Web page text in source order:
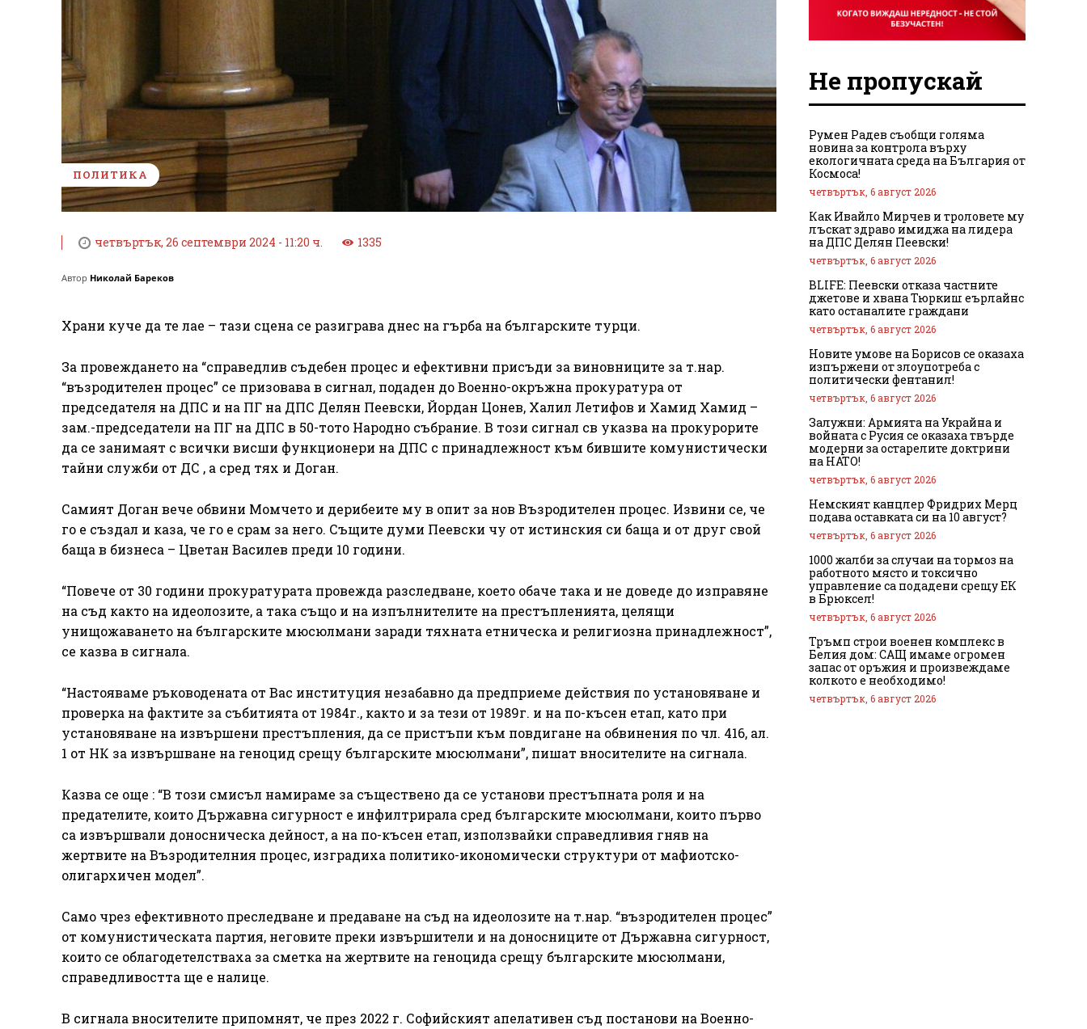
ПОЛИТИКА
четвъртък, 26 септември 2024 - 11:20 ч. 1335
Автор Николай Бареков
Храни куче да те лае – тази сцена се разиграва днес на гърба на българските турци.
За провеждането на “справедлив съдебен процес и ефективни присъди за виновниците за т.нар.
“възродителен процес” се призовава в сигнал, подаден до Военно-окръжна прокуратура от
председателя на ДПС и на ПГ на ДПС Делян Пеевски, Йордан Цонев, Халил Летифов и Хамид Хамид –
зам.-председатели на ПГ на ДПС в 50-тото Народно събрание. В този сигнал св указва на прокурорите
да се занимаят с всички висши функционери на ДПС с принадлежност към бившите комунистически
тайни служби от ДС , а сред тях и Доган.
Самият Доган вече обвини Момчето и дерибеите му в опит за нов Възродителен процес. Извини се, че
го е създал и каза, че го е срам за него. Същите думи Пеевски чу от истинския си баща и от друг свой
баща в бизнеса – Цветан Василев преди 10 години.
“Повече от 30 години прокуратурата провежда разследване, което обаче така и не доведе до изправяне
на съд както на идеолозите, а така също и на изпълнителите на престъпленията, целящи
унищожаването на българските мюсюлмани заради тяхната етническа и религиозна принадлежност”,
се казва в сигнала.
“Настояваме ръководената от Вас институция незабавно да предприеме действия по установяване и
проверка на фактите за събитията от 1984г., както и за тези от 1989г. и на по-късен етап, като при
установяване на извършени престъпления, да се пристъпи към повдигане на обвинения по чл. 416, ал.
1 от НК за извършване на геноцид срещу българските мюсюлмани”, пишат вносителите на сигнала.
Казва се още : “В този смисъл намираме за съществено да се установи престъпната роля и на
предателите, които Държавна сигурност е инфилтрирала сред българските мюсюлмани, които първо
са извършвали доносническа дейност, а на по-късен етап, използвайки справедливия гняв на
жертвите на Възродителния процес, изградиха политико-икономически структури от мафиотско-
олигархичен модел”.
Само чрез ефективното преследване и предаване на съд на идеолозите на т.нар. “възродителен процес”
от комунистическата партия, неговите преки извършители и на доносниците от Държавна сигурност,
които се облагодетелстваха за сметка на жертвите на геноцида срещу българските мюсюлмани,
справедливостта ще е налице.
В сигнала вносителите припомнят, че през 2022 г. Софийският апелативен съд постанови на Военно-
Не пропускай
Румен Радев съобщи голяма
новина за контрола върху
екологичната среда на България от
Космоса!
четвъртък, 6 август 2026
Как Ивайло Мирчев и троловете му
лъскат здраво имиджа на лидера
на ДПС Делян Пеевски!
четвъртък, 6 август 2026
BLIFE: Пеевски отказа частните
джетове и хвана Тюркиш еърлайнс
като останалите граждани
четвъртък, 6 август 2026
Новите умове на Борисов се оказаха
изпържени от злоупотреба с
политически фентанил!
четвъртък, 6 август 2026
Залужни: Армията на Украйна и
войната с Русия се оказаха твърде
модерни за остарелите доктрини
на НАТО!
четвъртък, 6 август 2026
Немският канцлер Фридрих Мерц
подава оставката си на 10 август?
четвъртък, 6 август 2026
1000 жалби за случаи на тормоз на
работното място и токсично
управление са подадени срещу ЕК
в Брюксел!
четвъртък, 6 август 2026
Тръмп строи военен комплекс в
Белия дом: САЩ имаме огромен
запас от оръжия и произвеждаме
колкото е необходимо!
четвъртък, 6 август 2026